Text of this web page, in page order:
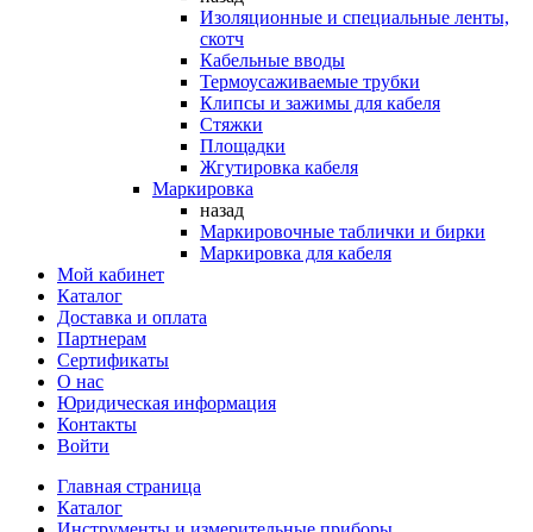
Изоляционные и специальные ленты,
скотч
Кабельные вводы
Термоусаживаемые трубки
Клипсы и зажимы для кабеля
Стяжки
Площадки
Жгутировка кабеля
Маркировка
назад
Маркировочные таблички и бирки
Маркировка для кабеля
Мой кабинет
Каталог
Доставка и оплата
Партнерам
Сертификаты
О нас
Юридическая информация
Контакты
Войти
Главная страница
Каталог